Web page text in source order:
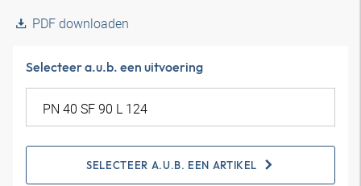
PDF downloaden
Selecteer a.u.b. een uitvoering
SELECTEER A.U.B. EEN ARTIKEL